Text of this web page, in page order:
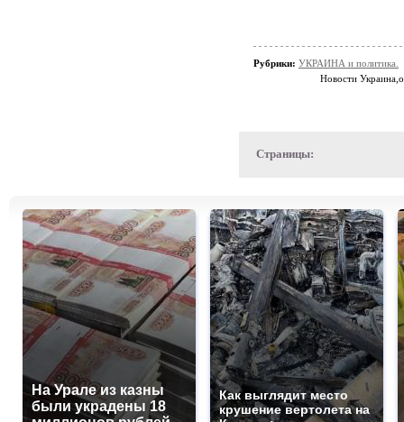
Рубрики: УКРАИНА и политика.
Новости
Страницы:
На Урале из казны
были украдены 18
Как выглядит место
крушение вертолета на